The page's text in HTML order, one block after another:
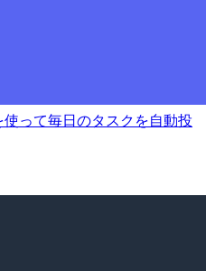
って毎日のタスクを自動投